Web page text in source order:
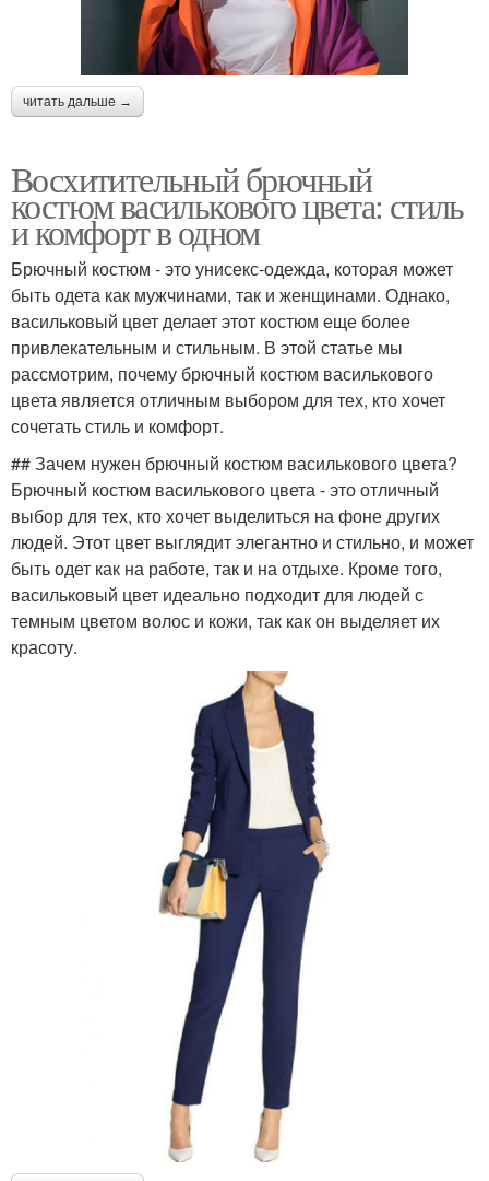
читать дальше →
Восхитительный брючный
костюм василькового цвета: стиль
и комфорт в одном
Брючный костюм - это унисекс-одежда, которая может
быть одета как мужчинами, так и женщинами. Однако,
васильковый цвет делает этот костюм еще более
привлекательным и стильным. В этой статье мы
рассмотрим, почему брючный костюм василькового
цвета является отличным выбором для тех, кто хочет
сочетать стиль и комфорт.
## Зачем нужен брючный костюм василькового цвета?
Брючный костюм василькового цвета - это отличный
выбор для тех, кто хочет выделиться на фоне других
людей. Этот цвет выглядит элегантно и стильно, и может
быть одет как на работе, так и на отдыхе. Кроме того,
васильковый цвет идеально подходит для людей с
темным цветом волос и кожи, так как он выделяет их
красоту.